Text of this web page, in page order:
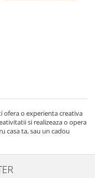
ofera o experienta creativa
si realizeaza o opera
casa ta, sau un cadou